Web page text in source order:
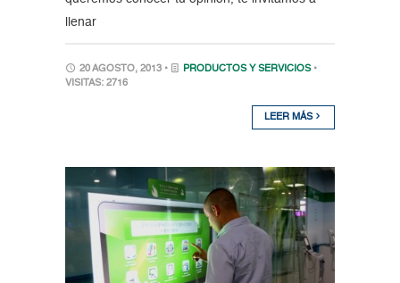
llenar
20 AGOSTO, 2013 • PRODUCTOS Y SERVICIOS •
VISITAS: 2716
LEER MÁS